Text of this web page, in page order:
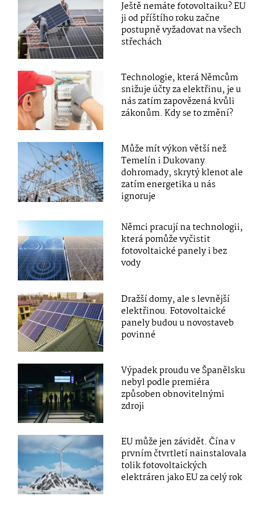
Ještě nemáte fotovoltaiku? EU
ji od příštího roku začne
postupně vyžadovat na všech
střechách
Technologie, která Němcům
snižuje účty za elektřinu, je u
nás zatím zapovězená kvůli
zákonům. Kdy se to změní?
Může mít výkon větší než
Temelín i Dukovany
dohromady, skrytý klenot ale
zatím energetika u nás
ignoruje
Němci pracují na technologii,
která pomůže vyčistit
fotovoltaické panely i bez
vody
Dražší domy, ale s levnější
elektřinou. Fotovoltaické
panely budou u novostaveb
povinné
Výpadek proudu ve Španělsku
nebyl podle premiéra
způsoben obnovitelnými
zdroji
EU může jen závidět. Čína v
prvním čtvrtletí nainstalovala
tolik fotovoltaických
elektráren jako EU za celý rok